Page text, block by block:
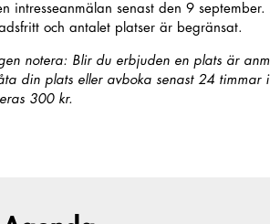
intresseanmälan senast den 9
och antalet platser är begränsat.
notera: Blir du erbjuden en plats är
din plats eller avboka senast 24 timmar
300 kr.